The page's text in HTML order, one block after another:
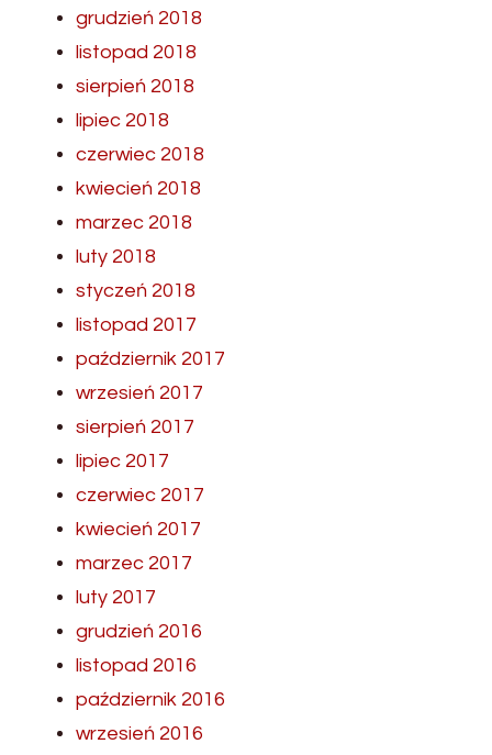
grudzień 2018
listopad 2018
sierpień 2018
lipiec 2018
czerwiec 2018
kwiecień 2018
marzec 2018
luty 2018
styczeń 2018
listopad 2017
październik 2017
wrzesień 2017
sierpień 2017
lipiec 2017
czerwiec 2017
kwiecień 2017
marzec 2017
luty 2017
grudzień 2016
listopad 2016
październik 2016
wrzesień 2016